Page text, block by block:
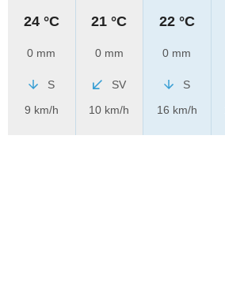
24 °C
0 mm
S
9 km/h
21 °C
0 mm
SV
10 km/h
22 °C
0 mm
S
16 km/h